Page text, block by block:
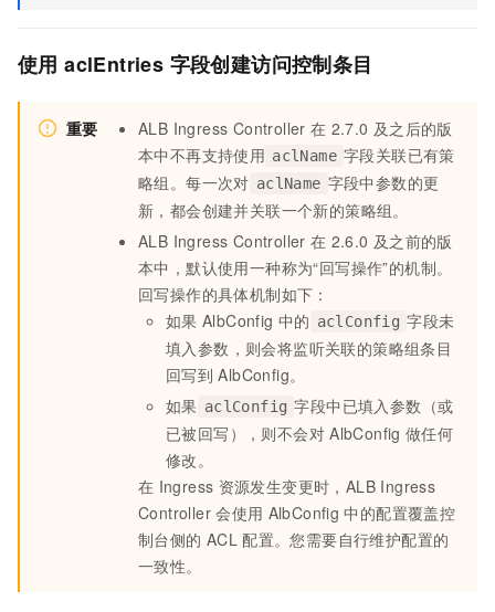
使用 aclEntries 字段创建访问控制条目
重要 ALB Ingress Controller 在 2.7.0 及之后的版
本中不再支持使用 aclName 字段关联已有策
略组。每一次对 aclName 字段中参数的更
新，都会创建并关联一个新的策略组。
ALB Ingress Controller 在 2.6.0 及之前的版
本中，默认使用一种称为“回写操作”的机制。
回写操作的具体机制如下：
如果 AlbConfig 中的 aclConfig 字段未
填入参数，则会将监听关联的策略组条目
回写到 AlbConfig。
如果 aclConfig 字段中已填入参数（或
已被回写），则不会对 AlbConfig 做任何
修改。
在 Ingress 资源发生变更时，ALB Ingress
Controller 会使用 AlbConfig 中的配置覆盖控
制台侧的 ACL 配置。您需要自行维护配置的
一致性。